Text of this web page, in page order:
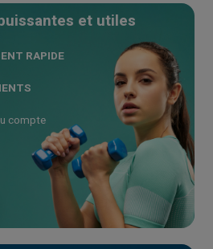
et utiles
RAPIDE
compte